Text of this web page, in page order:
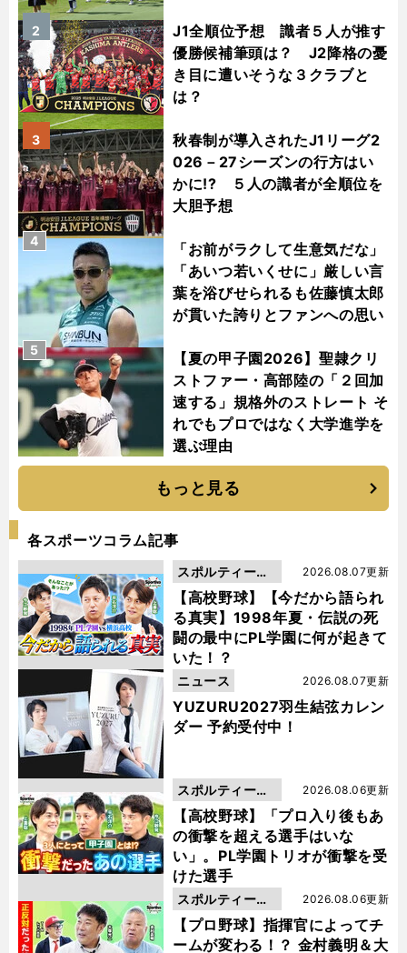
J1全順位予想 識者５人が推す
優勝候補筆頭は？ J2降格の憂
き目に遭いそうな３クラブと
は？
2
秋春制が導入されたJ1リーグ2
026－27シーズンの行方はい
かに!? ５人の識者が全順位を
大胆予想
3
「お前がラクして生意気だな」
「あいつ若いくせに」厳しい言
葉を浴びせられるも佐藤慎太郎
が貫いた誇りとファンへの思い
4
【夏の甲子園2026】聖隷クリ
ストファー・高部陸の「２回加
速する」規格外のストレート そ
れでもプロではなく大学進学を
選ぶ理由
5
もっと見る
各スポーツコラム記事
【高校野球】【今だから語られ
る真実】1998年夏・伝説の死
闘の最中にPL学園に何が起きて
いた！？
2026.08.07更新
スポルティーバ
動画
YUZURU2027羽生結弦カレン
ダー 予約受付中！
2026.08.07更新
ニュース
【高校野球】「プロ入り後もあ
の衝撃を超える選手はいな
い」。PL学園トリオが衝撃を受
けた選手
2026.08.06更新
スポルティーバ
動画
【プロ野球】指揮官によってチ
ームが変わる！？ 金村義明＆大
2026.08.06更新
スポルティーバ
動画